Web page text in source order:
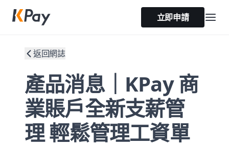
立即申請
返回網誌
產品消息｜KPay 商
業賬戶全新支薪管
理 輕鬆管理工資單